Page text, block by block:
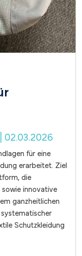
02.03.2026
für eine
erarbeitet. Ziel
die
sowie innovative
ganzheitlichen
Schutzkleidung